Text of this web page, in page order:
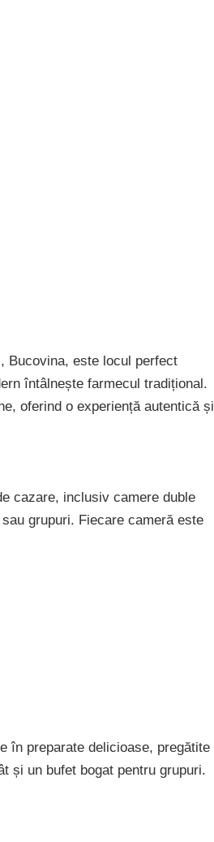
Bucovina, este locul perfect
întâlnește farmecul tradițional.
oferind o experiență autentică și
cazare, inclusiv camere duble
grupuri. Fiecare cameră este
în preparate delicioase, pregătite
și un bufet bogat pentru grupuri.